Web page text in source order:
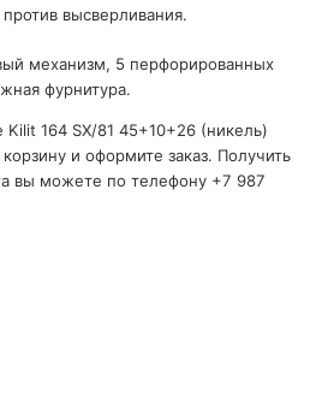
высверливания.
механизм, 5 перфорированных
фурнитура.
Kilit 164 SX/81 45+10+26 (никель)
и оформите заказ. Получить
вы можете по телефону +7 987